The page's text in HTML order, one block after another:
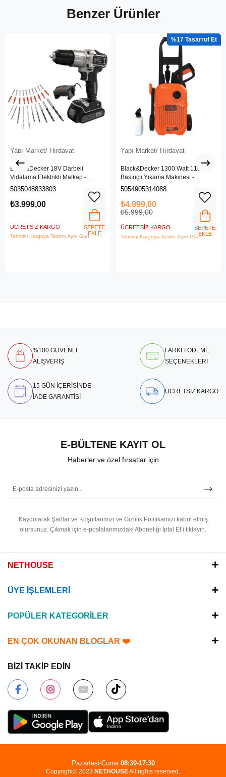
Benzer Ürünler
Yapı Market/ Hırdavat
Black&Decker 18V Darbeli
Vidalama Elektrikli Matkap -
BDCHD18SC1K-QW
5035048833803
₺3.999,00
ÜCRETSIZ KARGO
Tahmini Kargoya Teslim: Aynı Gün
SEPETE
EKLE
Yapı Market/ Hırdavat
Black&Decker 1300 Watt 110 Bar
Basınçlı Yıkama Makinesi -
(BEPW1300L-QS)
5054905314088
₺4.999,00
₺5.999,00
ÜCRETSIZ KARGO
Tahmini Kargoya Teslim: Aynı Gün
%17
SEPETE
EKLE
%100 GÜVENLİ
ALIŞVERİŞ
FARKLI ÖDEME
SEÇENEKLERİ
15 GÜN İÇERİSİNDE
İADE GARANTİSİ
ÜCRETSİZ KARGO
E-BÜLTENE KAYIT OL
Haberler ve özel fırsatlar için
Kaydolarak Şartlar ve Koşullarımızı ve Gizlilik Politikamızı kabul etmiş
olursunuz. Çıkmak için e-postalarımızdaki Aboneliği İptal Et’i tıklayın.
NETHOUSE
ÜYE İŞLEMLERİ
POPÜLER KATEGORİLER
EN ÇOK OKUNAN BLOGLAR ❤️
BİZİ TAKİP EDİN
Copyright© 2023 NETHOUSEAll rights reserved.
Pazartesi-Cuma 08:30-17:30